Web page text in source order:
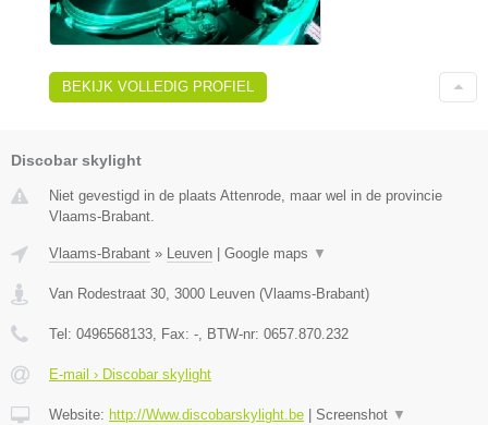
BEKIJK VOLLEDIG PROFIEL
Discobar skylight
Niet gevestigd in de plaats Attenrode, maar wel in de provincie
Vlaams-Brabant.
Vlaams-Brabant » Leuven Google maps ▼
Van Rodestraat 30, 3000 Leuven (Vlaams-Brabant)
Tel: 0496568133, Fax: -, BTW-nr: 0657.870.232
E-mail › Discobar skylight
Website: http://Www.discobarskylight.be Screenshot ▼